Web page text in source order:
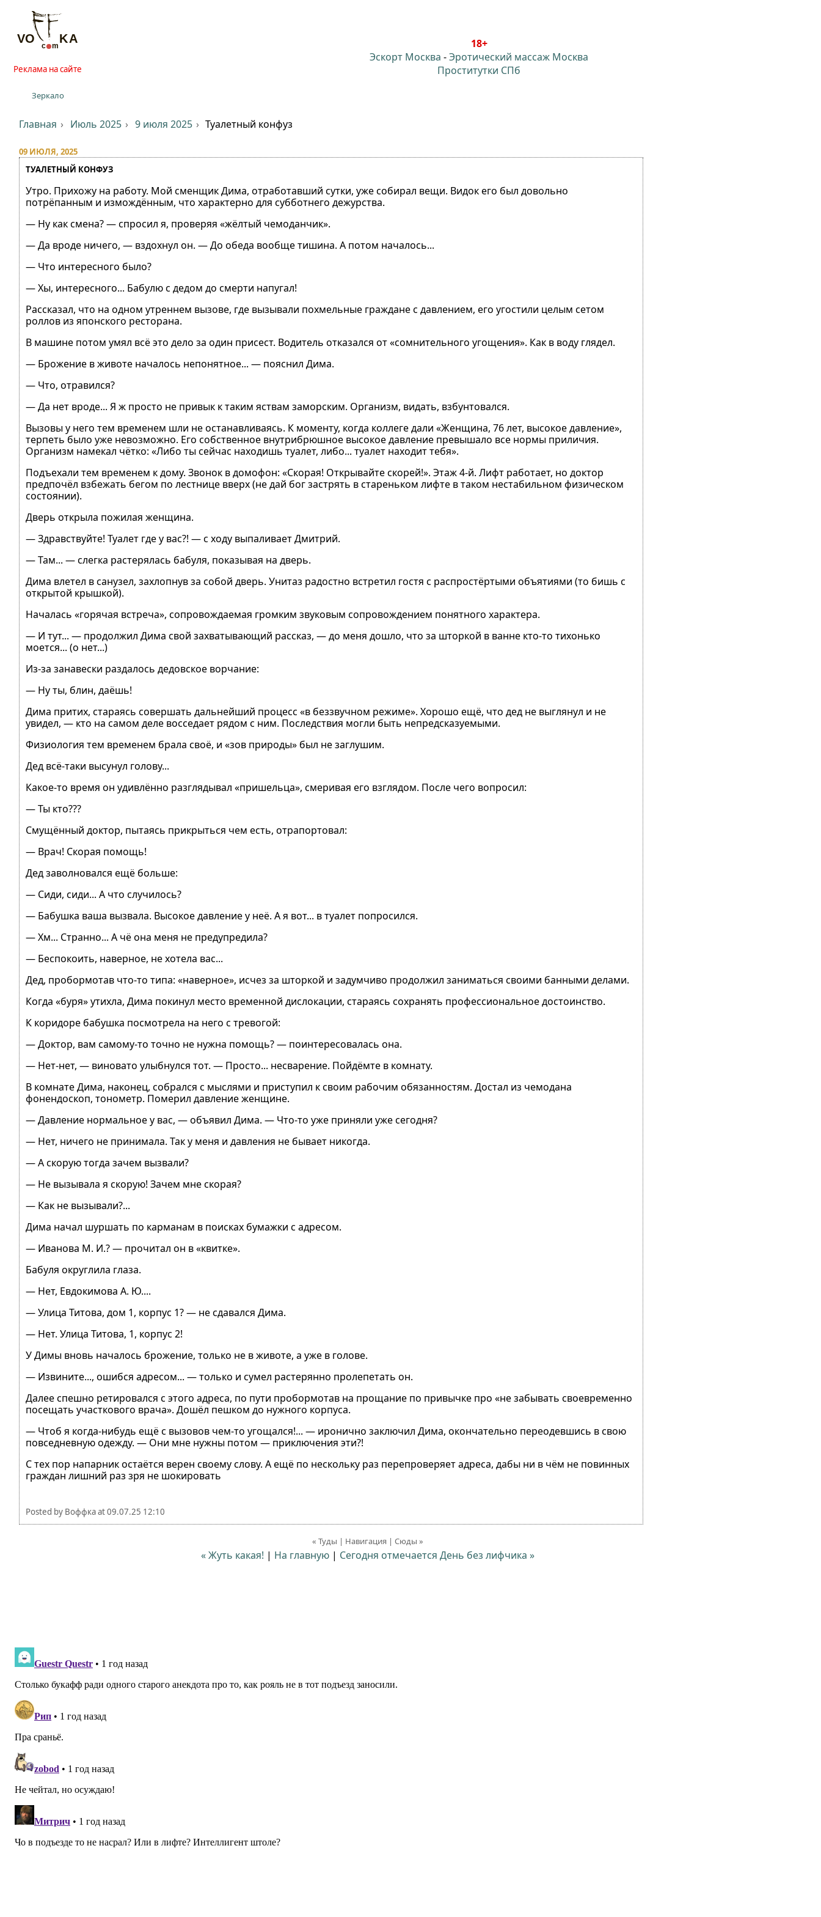
Реклама на сайте
Зеркало
18+
Эскорт Москва -Эротический массаж Москва
Проститутки СПб
Главная Июль 2025 9 июля 2025 Туалетный конфуз
09 ИЮЛЯ, 2025
ТУАЛЕТНЫЙ КОНФУЗ
Утро. Прихожу на работу. Мой сменщик Дима, отработавший сутки, уже собирал вещи. Видок его был довольно
потрёпанным и измождённым, что характерно для субботнего дежурства.
— Ну как смена? — спросил я, проверяя «жёлтый чемоданчик».
— Да вроде ничего, — вздохнул он. — До обеда вообще тишина. А потом началось...
— Что интересного было?
— Хы, интересного... Бабулю с дедом до смерти напугал!
Рассказал, что на одном утреннем вызове, где вызывали похмельные граждане с давлением, его угостили целым сетом
роллов из японского ресторана.
В машине потом умял всё это дело за один присест. Водитель отказался от «сомнительного угощения». Как в воду глядел.
— Брожение в животе началось непонятное... — пояснил Дима.
— Что, отравился?
— Да нет вроде... Я ж просто не привык к таким яствам заморским. Организм, видать, взбунтовался.
Вызовы у него тем временем шли не останавливаясь. К моменту, когда коллеге дали «Женщина, 76 лет, высокое давление»,
терпеть было уже невозможно. Его собственное внутрибрюшное высокое давление превышало все нормы приличия.
Организм намекал чётко: «Либо ты сейчас находишь туалет, либо... туалет находит тебя».
Подъехали тем временем к дому. Звонок в домофон: «Скорая! Открывайте скорей!». Этаж 4-й. Лифт работает, но доктор
предпочёл взбежать бегом по лестнице вверх (не дай бог застрять в стареньком лифте в таком нестабильном физическом
состоянии).
Дверь открыла пожилая женщина.
— Здравствуйте! Туалет где у вас?! — с ходу выпаливает Дмитрий.
— Там... — слегка растерялась бабуля, показывая на дверь.
Дима влетел в санузел, захлопнув за собой дверь. Унитаз радостно встретил гостя с распростёртыми объятиями (то бишь с
открытой крышкой).
Началась «горячая встреча», сопровождаемая громким звуковым сопровождением понятного характера.
— И тут... — продолжил Дима свой захватывающий рассказ, — до меня дошло, что за шторкой в ванне кто-то тихонько
моется... (о нет...)
Из-за занавески раздалось дедовское ворчание:
— Ну ты, блин, даёшь!
Дима притих, стараясь совершать дальнейший процесс «в беззвучном режиме». Хорошо ещё, что дед не выглянул и не
увидел, — кто на самом деле восседает рядом с ним. Последствия могли быть непредсказуемыми.
Физиология тем временем брала своё, и «зов природы» был не заглушим.
Дед всё-таки высунул голову...
Какое-то время он удивлённо разглядывал «пришельца», смеривая его взглядом. После чего вопросил:
— Ты кто???
Смущённый доктор, пытаясь прикрыться чем есть, отрапортовал:
— Врач! Скорая помощь!
Дед заволновался ещё больше:
— Сиди, сиди... А что случилось?
— Бабушка ваша вызвала. Высокое давление у неё. А я вот... в туалет попросился.
— Хм... Странно... А чё она меня не предупредила?
— Беспокоить, наверное, не хотела вас...
Дед, пробормотав что-то типа: «наверное», исчез за шторкой и задумчиво продолжил заниматься своими банными делами.
Когда «буря» утихла, Дима покинул место временной дислокации, стараясь сохранять профессиональное достоинство.
К коридоре бабушка посмотрела на него с тревогой:
— Доктор, вам самому-то точно не нужна помощь? — поинтересовалась она.
— Нет-нет, — виновато улыбнулся тот. — Просто... несварение. Пойдёмте в комнату.
В комнате Дима, наконец, собрался с мыслями и приступил к своим рабочим обязанностям. Достал из чемодана
фонендоскоп, тонометр. Померил давление женщине.
— Давление нормальное у вас, — объявил Дима. — Что-то уже приняли уже сегодня?
— Нет, ничего не принимала. Так у меня и давления не бывает никогда.
— А скорую тогда зачем вызвали?
— Не вызывала я скорую! Зачем мне скорая?
— Как не вызывали?...
Дима начал шуршать по карманам в поисках бумажки с адресом.
— Иванова М. И.? — прочитал он в «квитке».
Бабуля округлила глаза.
— Нет, Евдокимова А. Ю....
— Улица Титова, дом 1, корпус 1? — не сдавался Дима.
— Нет. Улица Титова, 1, корпус 2!
У Димы вновь началось брожение, только не в животе, а уже в голове.
— Извините..., ошибся адресом... — только и сумел растерянно пролепетать он.
Далее спешно ретировался с этого адреса, по пути пробормотав на прощание по привычке про «не забывать своевременно
посещать участкового врача». Дошёл пешком до нужного корпуса.
— Чтоб я когда-нибудь ещё с вызовов чем-то угощался!... — иронично заключил Дима, окончательно переодевшись в свою
повседневную одежду. — Они мне нужны потом — приключения эти?!
С тех пор напарник остаётся верен своему слову. А ещё по нескольку раз перепроверяет адреса, дабы ни в чём не повинных
граждан лишний раз зря не шокировать
Posted by Воффкаat09.07.25 12:10
« Туды | Навигация | Сюды »
« Жуть какая! | На главную | Сегодня отмечается День без лифчика »